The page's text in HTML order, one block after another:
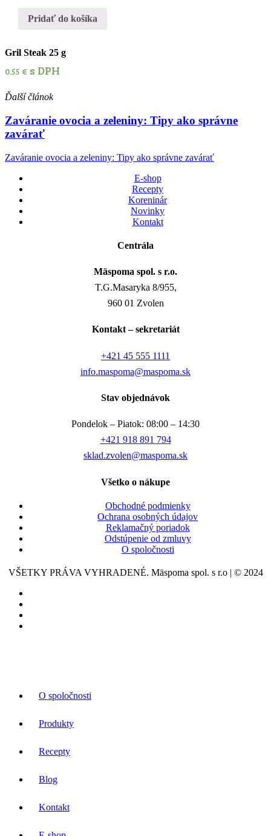
Pridať do košíka
Gril Steak 25 g
0.55 € s DPH
Ďalší článok
Zaváranie ovocia a zeleniny: Tipy ako správne
zavárať
Zaváranie ovocia a zeleniny: Tipy ako správne zavárať
E-shop
Recepty
Koreninár
Novinky
Kontakt
Centrála
Mäspoma spol. s r.o.
T.G.Masaryka 8/955,
960 01 Zvolen
Kontakt – sekretariát
+421 45 555 1111
info.maspoma@maspoma.sk
Stav objednávok
Pondelok – Piatok: 08:00 – 14:30
+421 918 891 794
sklad.zvolen@maspoma.sk
Všetko o nákupe
Obchodné podmienky
Ochrana osobných údajov
Reklamačný poriadok
Odstúpenie od zmluvy
O spoločnosti
VŠETKY PRÁVA VYHRADENÉ. Mäspoma spol. s r.o | © 2024
O spoločnosti
Produkty
Recepty
Blog
Kontakt